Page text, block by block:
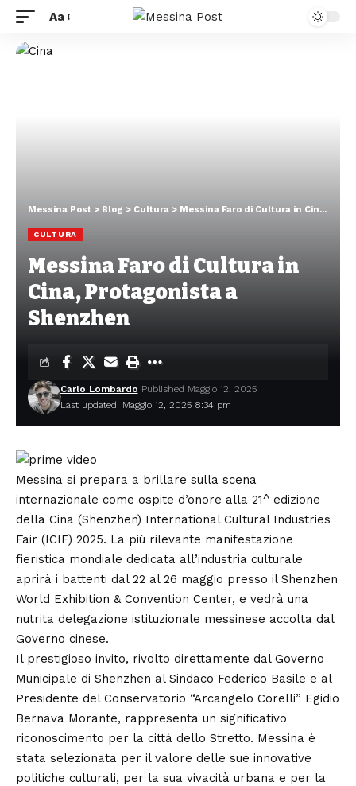
Aa
Messina Post > Blog > Cultura > Messina Faro di Cultura in Cina, Protagonista a Shenzhen
CULTURA
Messina Faro di Cultura in
Cina, Protagonista a
Shenzhen
Last updated: Maggio 12, 2025 8:34 pm
Carlo Lombardo Published Maggio 12, 2025
Messina si prepara a brillare sulla scena
internazionale come ospite d’onore alla 21^ edizione
della Cina (Shenzhen) International Cultural Industries
Fair (ICIF) 2025. La più rilevante manifestazione
fieristica mondiale dedicata all’industria culturale
aprirà i battenti dal 22 al 26 maggio presso il Shenzhen
World Exhibition & Convention Center, e vedrà una
nutrita delegazione istituzionale messinese accolta dal
Governo cinese.
Il prestigioso invito, rivolto direttamente dal Governo
Municipale di Shenzhen al Sindaco Federico Basile e al
Presidente del Conservatorio “Arcangelo Corelli” Egidio
Bernava Morante, rappresenta un significativo
riconoscimento per la città dello Stretto. Messina è
stata selezionata per il valore delle sue innovative
politiche culturali, per la sua vivacità urbana e per la